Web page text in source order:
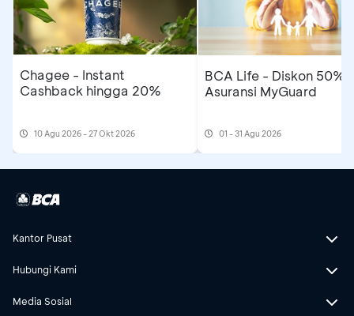
Chagee - Instant
Cashback hingga 20%
10 Agu 2026 - 27 Okt 2026
BCA Life - Diskon 50%
Asuransi MyGuard
01 - 31 Agu 2026
Kantor Pusat
Hubungi Kami
Media Sosial